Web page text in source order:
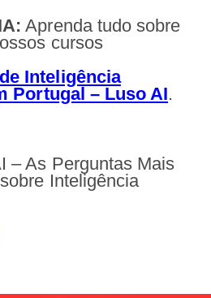
Aprenda tudo sobre
cursos
Inteligência
Portugal – Luso AI.
– As Perguntas Mais
Inteligência